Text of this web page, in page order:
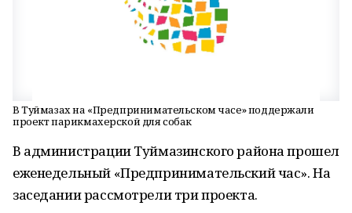
В Туймазах на «Предпринимательском часе» поддержали
проект парикмахерской для собак
В администрации Туймазинского района прошел
еженедельный «Предпринимательский час». На
заседании рассмотрели три проекта.